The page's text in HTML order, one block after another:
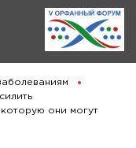
они могут